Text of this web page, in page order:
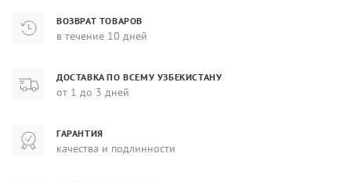
ВОЗВРАТ ТОВАРОВ
в течение 10 дней
ДОСТАВКА ПО ВСЕМУ УЗБЕКИСТАНУ
от 1 до 3 дней
ГАРАНТИЯ
качества и подлинности